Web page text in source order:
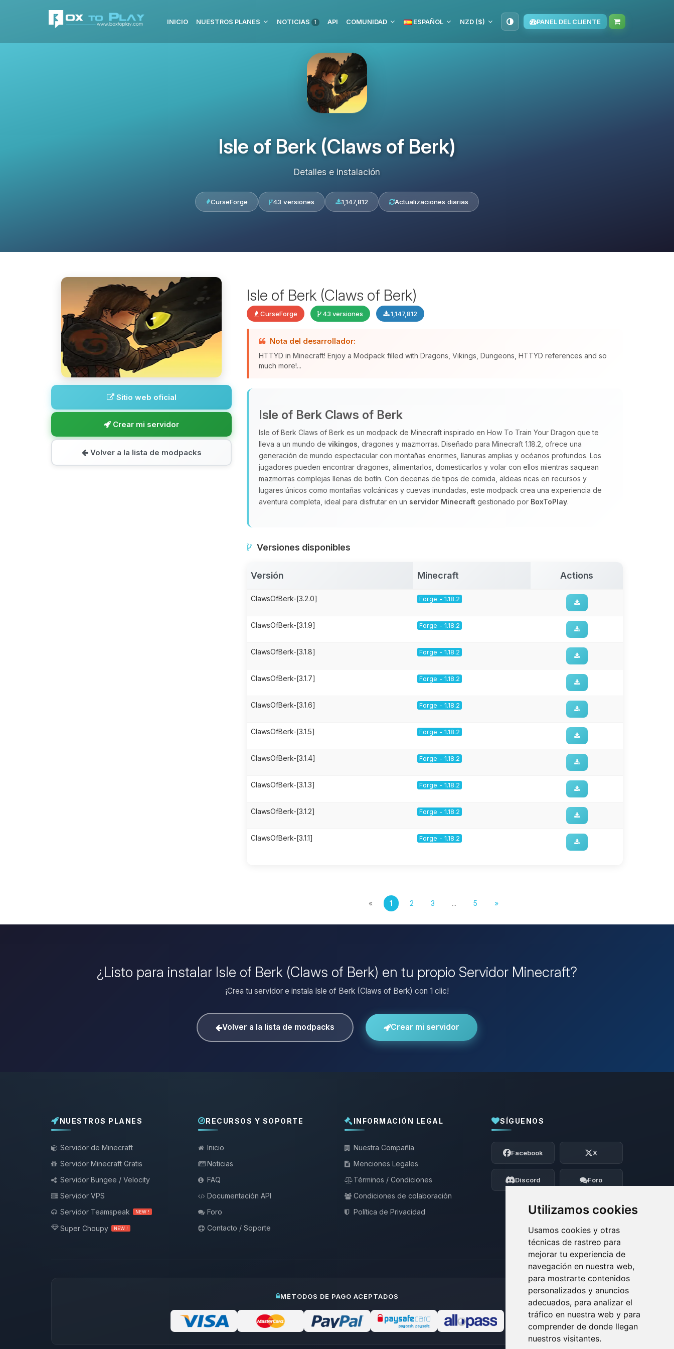
Utilizamos cookies
Usamos cookies y otras
técnicas de rastreo para
mejorar tu experiencia de
navegación en nuestra web,
para mostrarte contenidos
personalizados y anuncios
adecuados, para analizar el
tráfico en nuestra web y para
comprender de donde llegan
nuestros visitantes.
INICIO NUESTROS PLANES NOTICIAS 1 API COMUNIDAD ESPAÑOL NZD ($) PANEL DEL CLIENTE
Isle of Berk (Claws of Berk)
Detalles e instalación
CurseForge 43 versiones 1,147,812 Actualizaciones diarias
Sitio web oficial
Crear mi servidor
Volver a la lista de modpacks
Isle of Berk (Claws of Berk)
CurseForge 43 versiones 1,147,812
Nota del desarrollador:
HTTYD in Minecraft! Enjoy a Modpack filled with Dragons, Vikings, Dungeons, HTTYD references and so
much more!...
Isle of Berk Claws of Berk
Isle of Berk Claws of Berk es un modpack de Minecraft inspirado en How To Train Your Dragon que te
lleva a un mundo de vikingos , dragones y mazmorras. Diseñado para Minecraft 1.18.2, ofrece una
generación de mundo espectacular con montañas enormes, llanuras amplias y océanos profundos. Los
jugadores pueden encontrar dragones, alimentarlos, domesticarlos y volar con ellos mientras saquean
mazmorras complejas llenas de botín. Con decenas de tipos de comida, aldeas ricas en recursos y
lugares únicos como montañas volcánicas y cuevas inundadas, este modpack crea una experiencia de
aventura completa, ideal para disfrutar en un servidor Minecraft gestionado por BoxToPlay.
Versiones disponibles
Versión Minecraft Actions
ClawsOfBerk-[3.2.0] Forge - 1.18.2
ClawsOfBerk-[3.1.9] Forge - 1.18.2
ClawsOfBerk-[3.1.8] Forge - 1.18.2
ClawsOfBerk-[3.1.7] Forge - 1.18.2
ClawsOfBerk-[3.1.6] Forge - 1.18.2
ClawsOfBerk-[3.1.5] Forge - 1.18.2
ClawsOfBerk-[3.1.4] Forge - 1.18.2
ClawsOfBerk-[3.1.3] Forge - 1.18.2
ClawsOfBerk-[3.1.2] Forge - 1.18.2
ClawsOfBerk-[3.1.1] Forge - 1.18.2
« 1 2 3 ... 5 »
¿Listo para instalar Isle of Berk (Claws of Berk) en tu propio Servidor Minecraft?
¡Crea tu servidor e instala Isle of Berk (Claws of Berk) con 1 clic!
Volver a la lista de modpacks Crear mi servidor
NUESTROS PLANES
Servidor de Minecraft
Servidor Minecraft Gratis
Servidor Bungee / Velocity
Servidor VPS
Servidor Teamspeak
NEW !
Super Choupy NEW !
RECURSOS Y SOPORTE
Inicio
Noticias
FAQ
Documentación API
Foro
Contacto / Soporte
INFORMACIÓN LEGAL
Nuestra Compañía
Menciones Legales
Términos / Condiciones
Condiciones de colaboración
Política de Privacidad
SÍGUENOS
Facebook X
Discord Foro
MÉTODOS DE PAGO ACEPTADOS
Yupi, por fin alguien con quien hablar!
Soy Choupy, tu pequeno asistente de
BoxToPlay. Cuentame que necesitas y
moveré mis pequenos circuitos para
ayudarte.
08/08/2026 09:31